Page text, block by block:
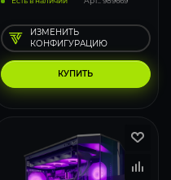
КУПИТЬ
ИЗМЕНИТЬ
КОНФИГУРАЦИЮ